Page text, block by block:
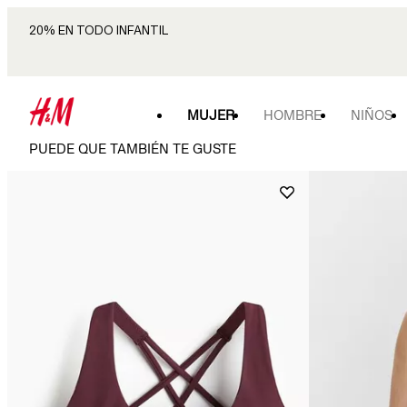
20% EN TODO INFANTIL
MUJER HOMBRE NIÑOS
PUEDE QUE TAMBIÉN TE GUSTE